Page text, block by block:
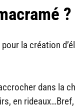
?
la création
dans la
en